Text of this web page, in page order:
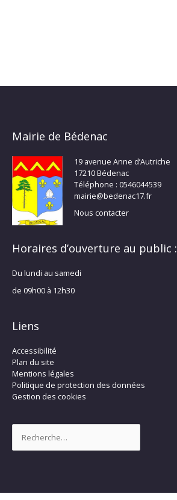
Mairie de Bédenac
19 avenue Anne d’Autriche
17210 Bédenac
Téléphone : 0546044539
mairie@bedenac17.fr
Nous contacter
Horaires d’ouverture au public :
Du lundi au samedi
de 09h00 à 12h30
Liens
Accessibilité
Plan du site
Mentions légales
Politique de protection des données
Gestion des cookies